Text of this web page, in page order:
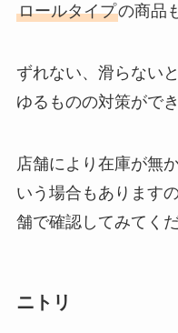
ロールタイプの商品
ずれない、滑らない
ゆるものの対策がで
店舗により在庫が無
いう場合もあります
舗で確認してみてくだ
ニトリ